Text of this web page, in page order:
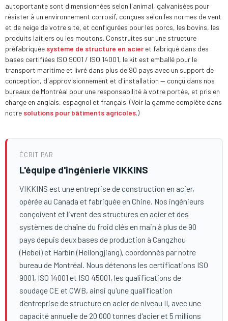
autoportante sont dimensionnées selon l'animal, galvanisées pour
résister à un environnement corrosif, conçues selon les normes de vent
et de neige de votre site, et configurées pour les porcs, les bovins, les
produits laitiers ou les moutons. Construites sur une structure
préfabriquée système de structure en acieret fabriqué dans des
bases certifiées ISO 9001 / ISO 14001, le kit est emballé pour le
transport maritime et livré dans plus de 90 pays avec un support de
conception, d'approvisionnement et d'installation — conçu dans nos
bureaux de Montréal pour une responsabilité à votre portée, et pris en
charge en anglais, espagnol et français. (Voir la gamme complète dans
notre solutions pour bâtiments agricoles.)
ÉCRIT PAR
L'équipe d'ingénierie VIKKINS
VIKKINS est une entreprise de construction en acier,
opérée au Canada et fabriquée en Chine. Nos ingénieurs
conçoivent et livrent des structures en acier et des
systèmes de chaîne du froid clés en main à plus de 90
pays depuis deux bases de production à Cangzhou
(Hebei) et Harbin (Heilongjiang), coordonnés par notre
bureau de Montréal. Nous détenons les certifications ISO
9001, ISO 14001 et ISO 45001, les qualifications de
soudage CE et CWB, ainsi qu'une qualification
d'entreprise de structure en acier de niveau II, avec une
capacité annuelle de 20 000 tonnes d'acier et 5 millions